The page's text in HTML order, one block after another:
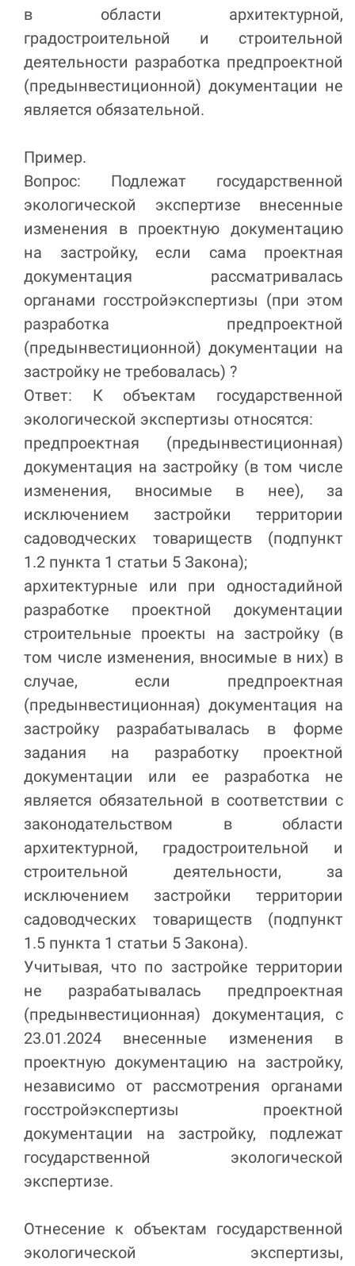
в области архитектурной,
градостроительной и строительной
деятельности разработка предпроектной
(предынвестиционной) документации не
является обязательной.
Пример.
Вопрос: Подлежат государственной
экологической экспертизе внесенные
изменения в проектную документацию
на застройку, если сама проектная
документация рассматривалась
органами госстройэкспертизы (при этом
разработка предпроектной
(предынвестиционной) документации на
застройку не требовалась) ?
Ответ: К объектам государственной
экологической экспертизы относятся:
предпроектная (предынвестиционная)
документация на застройку (в том числе
изменения, вносимые в нее), за
исключением застройки территории
садоводческих товариществ (подпункт
1.2 пункта 1 статьи 5 Закона);
архитектурные или при одностадийной
разработке проектной документации
строительные проекты на застройку (в
том числе изменения, вносимые в них) в
случае, если предпроектная
(предынвестиционная) документация на
застройку разрабатывалась в форме
задания на разработку проектной
документации или ее разработка не
является обязательной в соответствии с
законодательством в области
архитектурной, градостроительной и
строительной деятельности, за
исключением застройки территории
садоводческих товариществ (подпункт
1.5 пункта 1 статьи 5 Закона).
Учитывая, что по застройке территории
не разрабатывалась предпроектная
(предынвестиционная) документация, с
23.01.2024 внесенные изменения в
проектную документацию на застройку,
независимо от рассмотрения органами
госстройэкспертизы проектной
документации на застройку, подлежат
государственной экологической
экспертизе.
Отнесение к объектам государственной
экологической экспертизы,